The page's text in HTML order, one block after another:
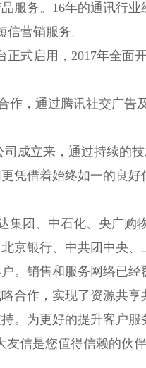
服务。 16年的通讯行业
营销服务。
正式启用， 2017年全面
作，通过腾讯社交广告
成立来，通过持续的
凭借着始终如一的良
团、中石化、央广购
京银行、中共团中央
。销售和服务网络已经
合作，实现了资源共享
。为更好的提升客户
信是您值得信赖的伙伴